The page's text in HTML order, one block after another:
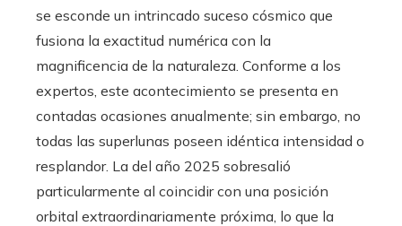
se esconde un intrincado suceso cósmico que
fusiona la exactitud numérica con la
magnificencia de la naturaleza. Conforme a los
expertos, este acontecimiento se presenta en
contadas ocasiones anualmente; sin embargo, no
todas las superlunas poseen idéntica intensidad o
resplandor. La del año 2025 sobresalió
particularmente al coincidir con una posición
orbital extraordinariamente próxima, lo que la